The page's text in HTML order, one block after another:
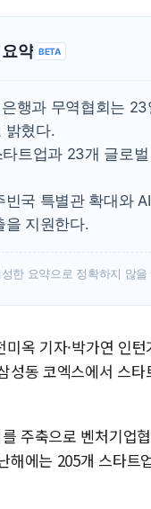
약 BETA
행과 무역협회는
밝혔다.
트업과 23개 글로
빈국 특별관 확대와
을 지원한다.
한 요약으로 정확하지 않을
옥 기자·박가연 인
성동 코엑스에서 스
주축으로 벤처기업
해에는 205개 스타트